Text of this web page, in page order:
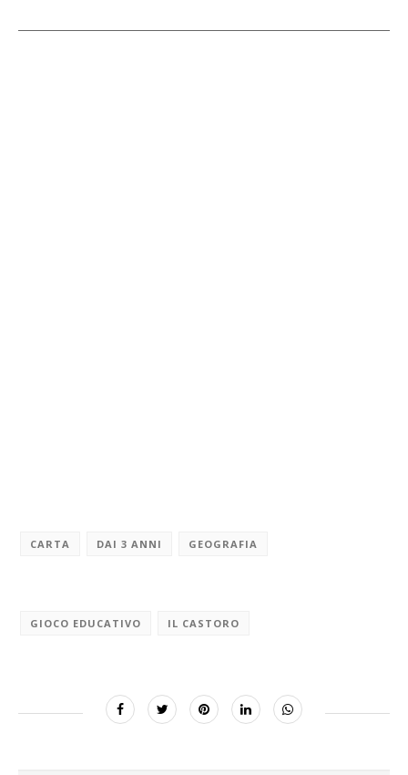
CARTA DAI 3 ANNI GEOGRAFIA
GIOCO EDUCATIVO IL CASTORO